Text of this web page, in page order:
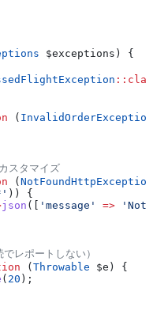
$exceptions ) {
::
( InvalidOrderException
スタマイズ
( NotFoundHttpException
)) {
json ([ 'message' => 'Not
レポートしない）
( Throwable $e ) {
( 20 );